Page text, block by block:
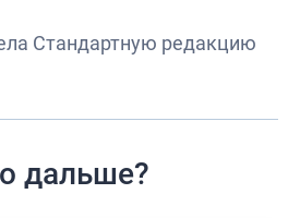
Стандартную редакцию
дальше?